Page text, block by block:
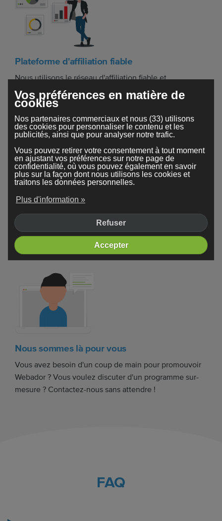
Plateforme d'affiliation fiable
Nous utilisons le réseau d'affiliation fiable et
indépendant TradeTracker's
, qui fournit un aperçu en
temps réel des performances.
Commission pour chaque forfait souscrit
Vous recevez toujours la rémunération même si
plusieurs semaines s'écoulent avant que vos visiteurs
ne prennent un forfait Webador Pro ou Business.
Nous sommes là pour vous
Vous avez besoin d'un coup de main pour promouvoir
Webador ? Vous voulez discuter d'un programme sur-
mesure ? Contactez-nous sans attendre !
FAQ
Vos préférences en matière de
cookies
Nos partenaires commerciaux et nous (33) utilisons
des cookies pour personnaliser le contenu et les
publicités, ainsi que pour analyser notre trafic.
Vous pouvez retirer votre consentement à tout moment
en ajustant vos préférences sur notre page de
confidentialité, où vous pouvez également en savoir
plus sur la façon dont nous utilisons les cookies et
traitons les données personnelles.
Plus d'information »
Refuser
Accepter